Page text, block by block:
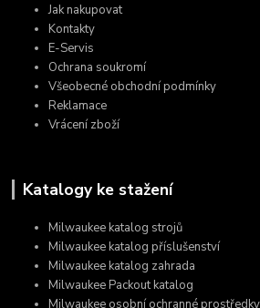
Jak nakupovat
Kontakty
E-Servis
Ochrana soukromí
Všeobecné obchodní podmínky
Reklamace
Vrácení zboží
Katalogy ke stažení
Milwaukee katalog strojů
Milwaukee katalog příslušenství
Milwaukee katalog zahrada
Milwaukee Packout katalog
Milwaukee osobní ochranné prostředky